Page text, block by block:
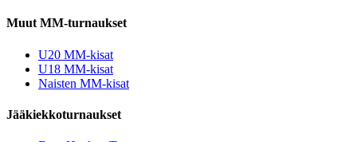
Muut MM-turnaukset
U20 MM-kisat
U18 MM-kisat
Naisten MM-kisat
Jääkiekkoturnaukset